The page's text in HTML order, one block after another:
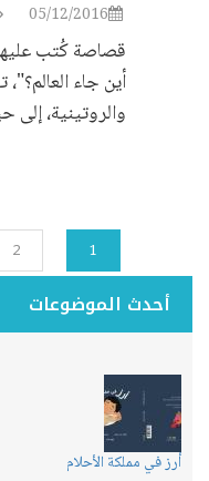
05/12/2016
قصاصة كُتب
أين جاء
والروتينية، إلى
Pages
1
2
أحدث الموضوعات
أرز في مملكة الأحلام